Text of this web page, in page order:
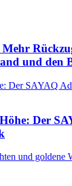
und den
Der